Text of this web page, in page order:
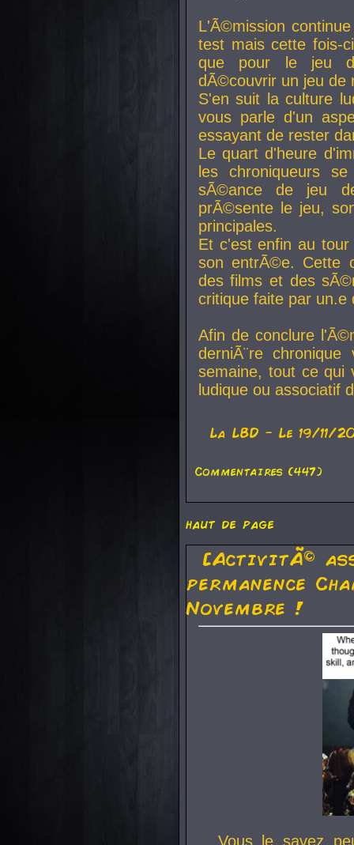
L'Ã©mission
test mais cette fois-
que pour le jeu
dÃ©couvrir un jeu de
S'en suit la culture
vous parle d'un
essayant de rester
Le quart d'heure
les chroniqueurs
sÃ©ance de jeu
prÃ©sente le jeu,
principales.
Et c'est enfin au
son entrÃ©e. Cette
des films et des
critique faite par
Afin de conclure
derniÃ¨re
semaine, tout ce qui
ludique ou associatif
La LBD - Le 19/11/
Commentaires (447)
haut de page
[ActivitÃ©
permanence
Novembre !
Vous le savez